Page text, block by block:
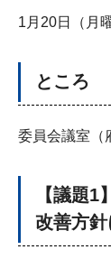
1月20日（月
ところ
委員会議室（
【議題
改善方